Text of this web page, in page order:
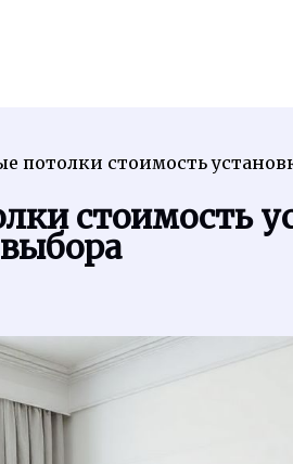
потолки стоимость
стоимость